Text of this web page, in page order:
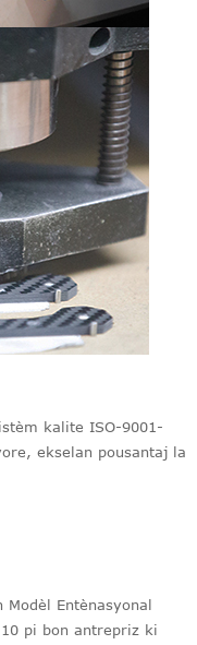
kalite ISO-9001-
ekselan pousantaj la
Entènasyonal
pi bon antrepriz ki